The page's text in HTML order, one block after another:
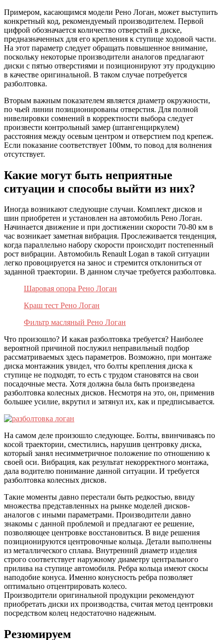
Примером, касающимся модели Рено Логан, может выступить
конкретный код, рекомендуемый производителем. Первой
цифрой обозначается количество отверстий в диске,
предназначенных для его крепления к ступице ходовой части.
На этот параметр следует обращать повышенное внимание,
поскольку некоторые производители аналогов предлагают
диски с пятью отверстиями и позиционируют эту продукцию
в качестве оригинальной. В таком случае потребуется
разболтовка.
Вторым важным показателем является диаметр окружности,
по чьей линии позиционированы отверстия. Для полной
нивелировки сомнений в корректности выбора следует
произвести контрольный замер (штангенциркулем)
расстояния между осевым центром и отверстием под крепеж.
Если показание соответствует 100мм, то повод для волнения
отсутствует.
Какие могут быть неприятные
ситуации и способы выйти из них?
Иногда возникают следующие случаи. Комплект дисков и
шин приобретен и установлен на автомобиль Рено Логан.
Начинается движение и при достижении скорости 70-80 км в
час возникает заметная вибрация. Прослеживается тенденция,
когда параллельно набору скорости происходит постепенный
рост вибрации. Автомобиль Renault Logan в такой ситуации
легко провоцируется на занос и стремится отклониться от
заданной траектории. В данном случае требуется разболтовка.
Шаровая опора Рено Логан
Краш тест Рено Логан
Фильтр масляный Рено Логан
Что произошло? И какая разболтовка требуется? Наиболее
вероятной причиной послужил неправильный подбор
рассматриваемых здесь параметров. Возможно, при монтаже
диска монтажник увидел, что болты крепления диска к
ступице не подходят, то есть с трудом становятся на свои
посадочные места. Хотя должна была быть произведена
разболтовка колесных дисков. Несмотря на это, он, применив
большее усилие, вкрутил и затянул их, как и предписывается.
На самом деле произошло следующее. Болты, ввинчиваясь по
косой траектории, сместились, нарушив центровку диска,
который занял несимметричное положение по отношению к
своей оси. Вибрация, как результат некорректного монтажа,
дала водителю понимание данной ситуации. И требуется
разболтовка колесных дисков.
Такие моменты давно перестали быть редкостью, ввиду
множества представленных на рынке моделей дисков-
аналогов с иными параметрами. Производители давно
знакомы с данной проблемой и предлагают ее решение,
позволяющее центровке восстановиться. В виде решения
позиционируются центровочные кольца. Детали выполнены
из металлического сплава. Внутренний диаметр изделия
строго соответствует наружному диаметру центрального
прилива на ступице автомобиля. Ребра кольца имеют скосы
наподобие конуса. Именно конусность ребра позволяет
оптимально отцентрировать колесо.
Производители оригинальной продукции рекомендуют
приобретать диски их производства, считая метод центровки
посредством колец недостаточно надежным.
Резюмируем